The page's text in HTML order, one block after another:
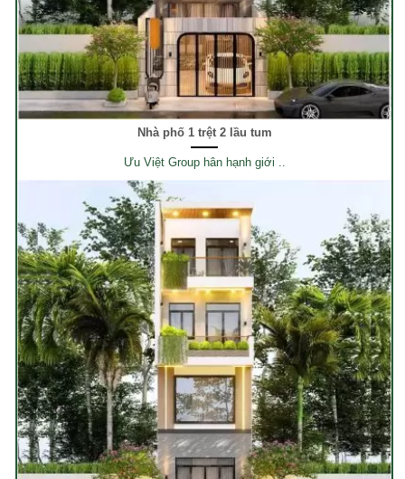
Nhà phố 1 trệt 2 lầu tum
Ưu Việt Group hân hạnh giới ..